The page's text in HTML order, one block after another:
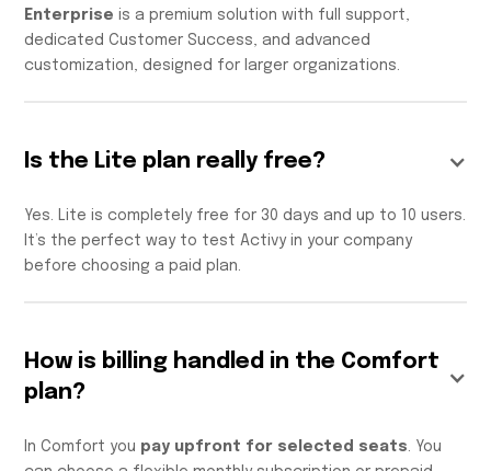
Enterprise is a premium solution with full support,
dedicated Customer Success, and advanced
customization, designed for larger organizations.
Is the Lite plan really free?
Yes. Lite is completely free for 30 days and up to 10 users.
It’s the perfect way to test Activy in your company
before choosing a paid plan.
How is billing handled in the Comfort
plan?
In Comfort you pay upfront for selected seats. You